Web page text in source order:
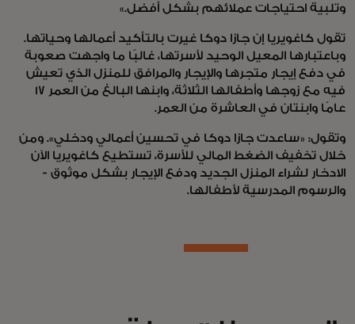
وتلبية احتياجات عملائهم بشكل أفضل.»
تقول كاغويريا إن جازا دوكا غيرت بالتأكيد أعمالها وحياتها.
وباعتبارها المعيل الوحيد لأسرتها، غالبًا ما واجهت صعوبة
في دفع إيجار متجرها والإيجار والمرافق للمنزل الذي تعيش
فيه مع زوجها وأطفالها الثلاثة، وابنها البالغ من العمر 17
عامًا وابنتان في العاشرة من العمر.
وتقول: «ساعدت جازا دوكا في تحسين أعمالي ودخلي». ومن
خلال تخفيف الضغط المالي للأسرة، تستطيع كاغويريا الآن
الادخار لشراء المنزل الجديد ودفع الإيجار بشكل موثوق -
والرسوم المدرسية لأطفالها.